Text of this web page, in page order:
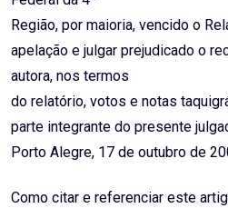
Região, por maioria, vencido o
apelação e julgar prejudicado o
autora, nos termos
do relatório, votos e notas
parte integrante do presente
Porto Alegre, 17 de outubro de
Como citar e referenciar este